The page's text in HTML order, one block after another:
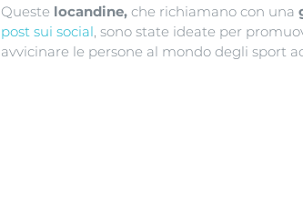
Queste locandine, che richiamano con una
post sui social, sono state ideate per
avvicinare le persone al mondo degli sport